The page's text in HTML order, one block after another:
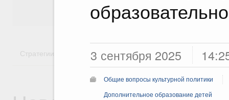
3 сентября 2025
Общие вопросы культурной политики
Дополнительное образование детей
Государство
Стратегии Государственные программы